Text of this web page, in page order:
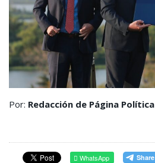
Por: Redacción de Página Política
WhatsApp